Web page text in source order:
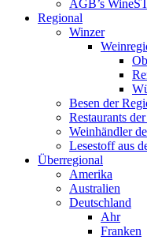
AGB’s
Regional
Winzer
Besen der
Restaurants
Weinhändler
Lesestoff aus
Überregional
Amerika
Australien
Deutschland
Ahr
Franken